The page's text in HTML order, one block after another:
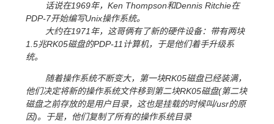
话说在1969年，Ken Thompson和Dennis Ritchie在
PDP-7开始编写Unix操作系统。
大约在1971年，这哥俩有了新的硬件设备：带有两块
1.5兆RK05磁盘的PDP-11计算机，于是他们着手升级系
统。
随着操作系统不断变大，第一块RK05磁盘已经装满，
他们决定将新的操作系统文件移到第二块RK05磁盘(第二块
磁盘之前存放的是用户目录，这也是挂载的时候叫/usr的原
因)。于是，他们复制了所有的操作系统目录